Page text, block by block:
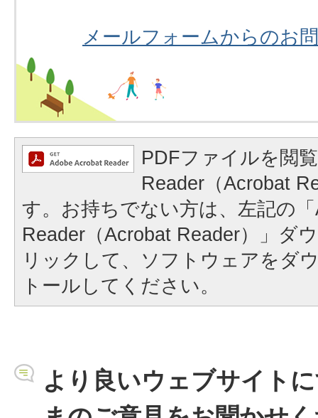
メールフォームからのお
PDFファイルを閲
Reader（Acrobat
す。お持ちでない方は、左記の
Reader（Acrobat Reader）」ダ
リックして、ソフトウェアをダ
トールしてください。
より良いウェブサイト